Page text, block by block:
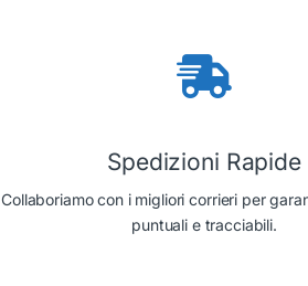
Spedizioni Rapide
Collaboriamo con i migliori corrieri per
puntuali e tracciabili.